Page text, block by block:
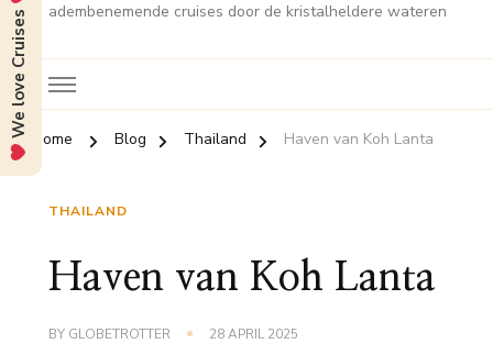
adembenemende cruises door de kristalheldere wateren
Home Blog Thailand Haven van Koh Lanta
THAILAND
Haven van Koh Lanta
BY GLOBETROTTER 28 APRIL 2025
We love Cruises